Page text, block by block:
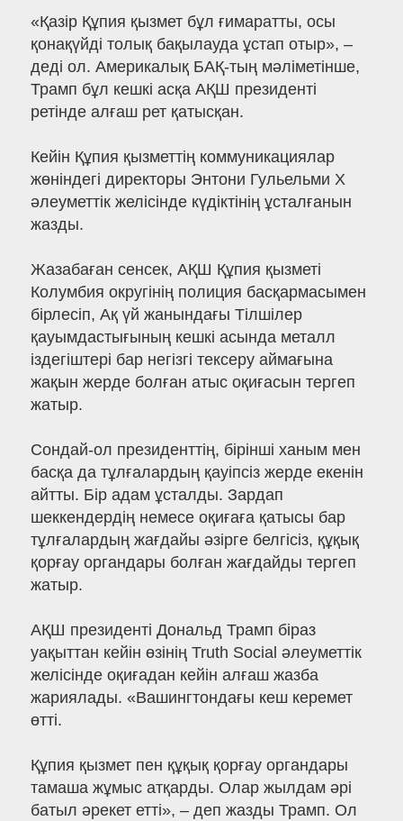
«Қазір Құпия қызмет бұл ғимаратты, осы
қонақүйді толық бақылауда ұстап отыр», –
деді ол. Америкалық БАҚ-тың мәліметінше,
Трамп бұл кешкі асқа АҚШ президенті
ретінде алғаш рет қатысқан.
Кейін Құпия қызметтің коммуникациялар
жөніндегі директоры Энтони Гульельми X
әлеуметтік желісінде күдіктінің ұсталғанын
жазды.
Жазабаған сенсек, АҚШ Құпия қызметі
Колумбия округінің полиция басқармасымен
бірлесіп, Ақ үй жанындағы Тілшілер
қауымдастығының кешкі асында металл
іздегіштері бар негізгі тексеру аймағына
жақын жерде болған атыс оқиғасын тергеп
жатыр.
Сондай-ол президенттің, бірінші ханым мен
басқа да тұлғалардың қауіпсіз жерде екенін
айтты. Бір адам ұсталды. Зардап
шеккендердің немесе оқиғаға қатысы бар
тұлғалардың жағдайы әзірге белгісіз, құқық
қорғау органдары болған жағдайды тергеп
жатыр.
АҚШ президенті Дональд Трамп біраз
уақыттан кейін өзінің Truth Social әлеуметтік
желісінде оқиғадан кейін алғаш жазба
жариялады. «Вашингтондағы кеш керемет
өтті.
Құпия қызмет пен құқық қорғау органдары
тамаша жұмыс атқарды. Олар жылдам әрі
батыл әрекет етті», – деп жазды Трамп. Ол